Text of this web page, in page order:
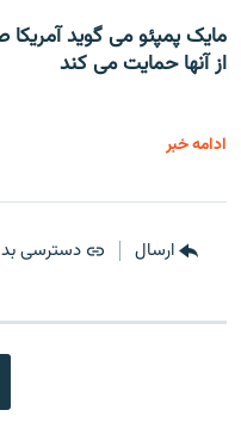
مایک پمپئو می گوید
از آنها حمایت می کند
ادامه خبر
ارسال دسترسی